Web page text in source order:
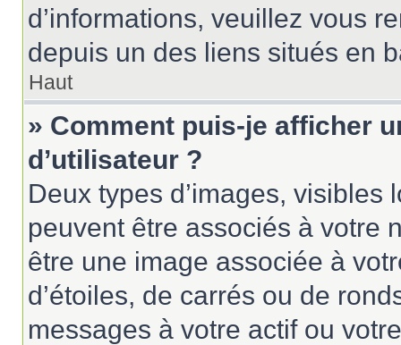
d’informations, veuillez vous
depuis un des liens situés en
Haut
» Comment puis-je afficher
d’utilisateur ?
Deux types d’images,
peuvent être associés à votre
être une image associée à
d’étoiles, de carrés ou de
messages à votre actif ou